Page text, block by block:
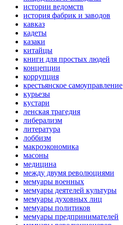
истории ведомств
история фабрик и заводов
кавказ
кадеты
казаки
китайцы
книги для простых людей
концепции
коррупция
крестьянское самоуправление
курьезы
кустари
ленская трагедия
либерализм
литература
лоббизм
макроэкономика
масоны
медицина
между двумя революциями
мемуары военных
мемуары деятелей культуры
мемуары духовных лиц
мемуары политиков
мемуары предпринимателей